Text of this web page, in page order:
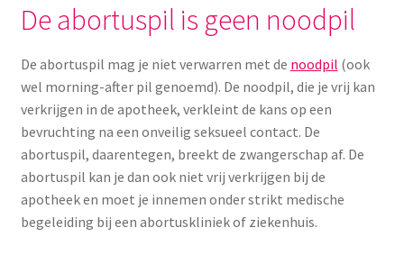
De abortuspil is geen noodpil
De abortuspil mag je niet verwarren met de noodpil (ook
wel morning-after pil genoemd). De noodpil, die je vrij kan
verkrijgen in de apotheek, verkleint de kans op een
bevruchting na een onveilig seksueel contact. De
abortuspil, daarentegen, breekt de zwangerschap af. De
abortuspil kan je dan ook niet vrij verkrijgen bij de
apotheek en moet je innemen onder strikt medische
begeleiding bij een abortuskliniek of ziekenhuis.